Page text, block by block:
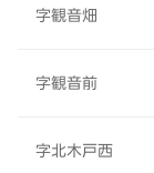
字観音畑
字観音前
字北木戸西